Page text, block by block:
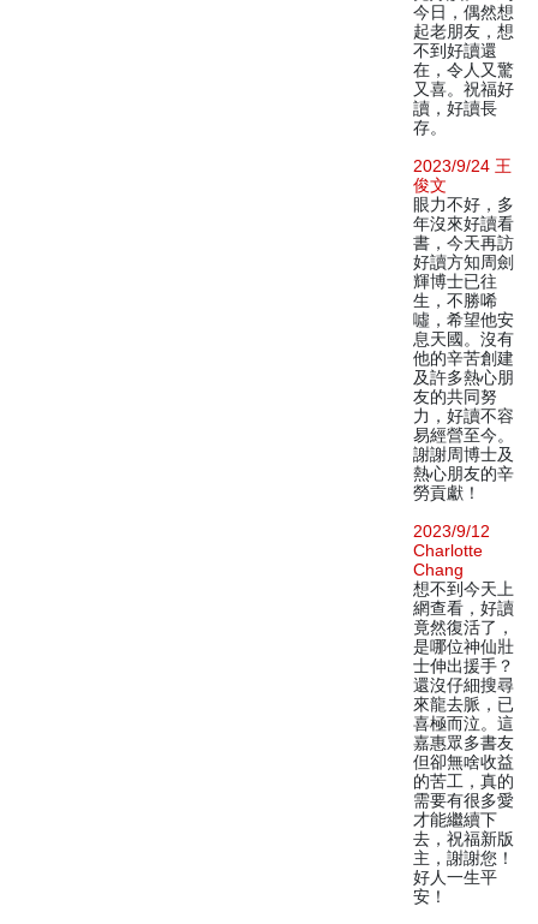
今日，偶然想
起老朋友，想
不到好讀還
在，令人又驚
又喜。祝福好
讀，好讀長
存。
2023/9/24 王
俊文
眼力不好，多
年沒來好讀看
書，今天再訪
好讀方知周劍
輝博士已往
生，不勝唏
噓，希望他安
息天國。沒有
他的辛苦創建
及許多熱心朋
友的共同努
力，好讀不容
易經營至今。
謝謝周博士及
熱心朋友的辛
勞貢獻！
2023/9/12
Charlotte
Chang
想不到今天上
網查看，好讀
竟然復活了，
是哪位神仙壯
士伸出援手？
還沒仔細搜尋
來龍去脈，已
喜極而泣。這
嘉惠眾多書友
但卻無啥收益
的苦工，真的
需要有很多愛
才能繼續下
去，祝福新版
主，謝謝您！
好人一生平
安！